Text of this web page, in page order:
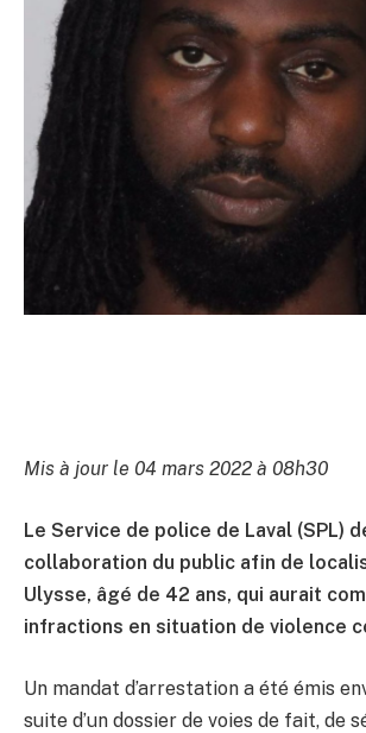
Mis à jour le 04 mars 2022 à 08h30
Le Service de police de Laval (SPL)
collaboration du public afin de
Ulysse, âgé de 42 ans, qui aurait
infractions en situation de violence
Un mandat d’arrestation a été émis
suite d’un dossier de voies de fait, de